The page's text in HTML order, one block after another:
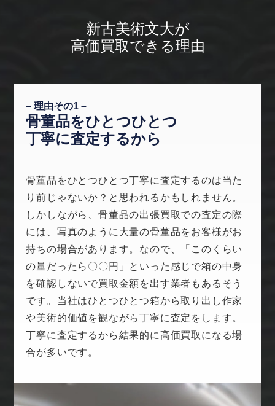
新古美術文大が
高価買取できる理由
– 理由その1 –
骨董品をひとつひとつ
丁寧に査定するから
骨董品をひとつひとつ丁寧に査定するのは当た
り前じゃないか？と思われるかもしれません。
しかしながら、骨董品の出張買取での査定の際
には、写真のように大量の骨董品をお客様がお
持ちの場合があります。なので、「このくらい
の量だったら〇〇円」といった感じで箱の中身
を確認しないで買取金額を出す業者もあるそう
です。当社はひとつひとつ箱から取り出し作家
や美術的価値を観ながら丁寧に査定をします。
丁寧に査定するから結果的に高価買取になる場
合が多いです。